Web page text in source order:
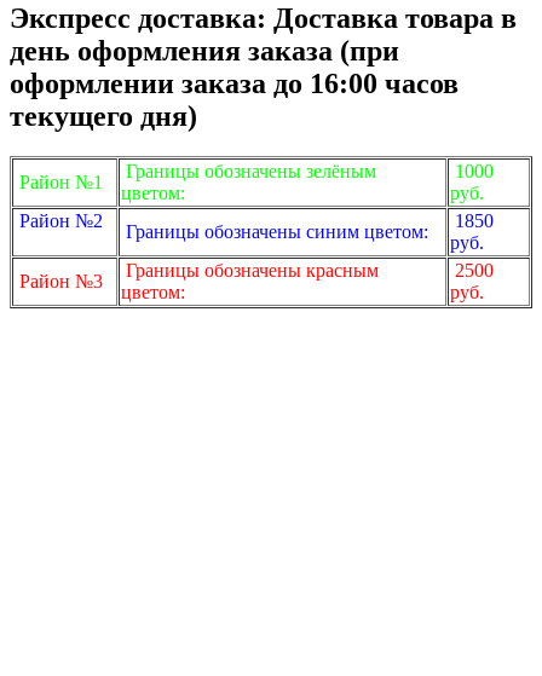
Экспресс доставка: Доставка товара в
день оформления заказа (при
оформлении заказа до 16:00 часов
текущего дня)
Район №1
Границы обозначены зелёным
цветом:
1000
руб.
Район №2
Границы обозначены синим цветом:
1850
руб.
Район №3
Границы обозначены красным
цветом:
2500
руб.